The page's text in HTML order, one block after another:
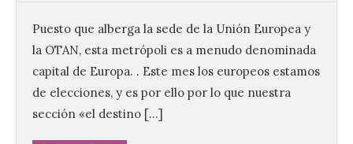
Puesto que alberga la sede de la Unión Europea y
la OTAN, esta metrópoli es a menudo denominada
capital de Europa. . Este mes los europeos estamos
de elecciones, y es por ello por lo que nuestra
sección «el destino […]